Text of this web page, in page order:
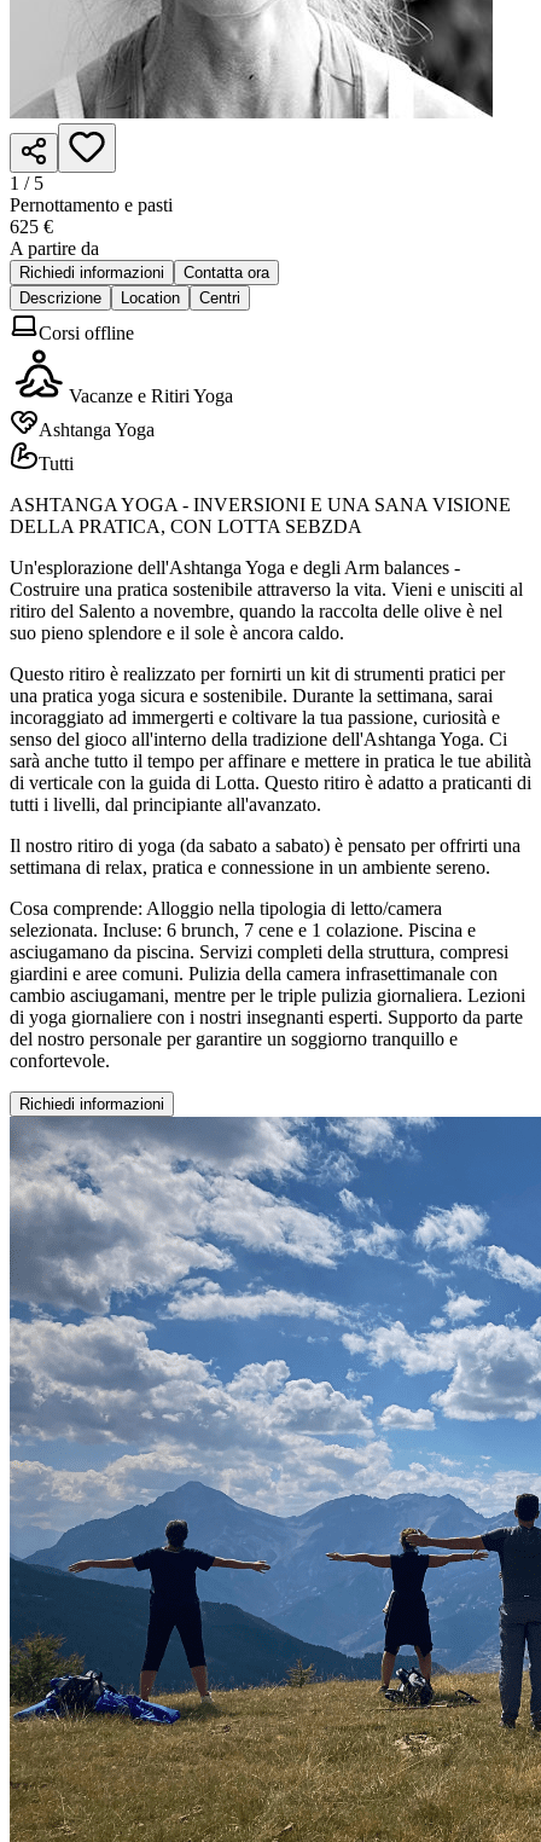
1 / 5
Pernottamento e pasti
625 €
A partire da
Richiedi informazioni
Contatta ora
Descrizione
Location Centri
Corsi offline
Vacanze e Ritiri Yoga
Ashtanga Yoga
Tutti
ASHTANGA YOGA - INVERSIONI E UNA SANA VISIONE
DELLA PRATICA, CON LOTTA SEBZDA
Un'esplorazione dell'Ashtanga Yoga e degli Arm balances -
Costruire una pratica sostenibile attraverso la vita. Vieni e unisciti al
ritiro del Salento a novembre, quando la raccolta delle olive è nel
suo pieno splendore e il sole è ancora caldo.
Questo ritiro è realizzato per fornirti un kit di strumenti pratici per
una pratica yoga sicura e sostenibile. Durante la settimana, sarai
incoraggiato ad immergerti e coltivare la tua passione, curiosità e
senso del gioco all'interno della tradizione dell'Ashtanga Yoga. Ci
sarà anche tutto il tempo per affinare e mettere in pratica le tue abilità
di verticale con la guida di Lotta. Questo ritiro è adatto a praticanti di
tutti i livelli, dal principiante all'avanzato.
Il nostro ritiro di yoga (da sabato a sabato) è pensato per offrirti una
settimana di relax, pratica e connessione in un ambiente sereno.
Cosa comprende: Alloggio nella tipologia di letto/camera
selezionata. Incluse: 6 brunch, 7 cene e 1 colazione. Piscina e
asciugamano da piscina. Servizi completi della struttura, compresi
giardini e aree comuni. Pulizia della camera infrasettimanale con
cambio asciugamani, mentre per le triple pulizia giornaliera. Lezioni
di yoga giornaliere con i nostri insegnanti esperti. Supporto da parte
del nostro personale per garantire un soggiorno tranquillo e
confortevole.
Richiedi informazioni